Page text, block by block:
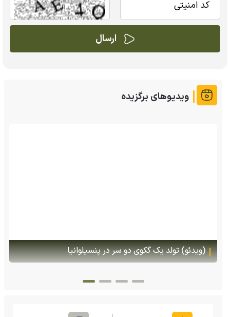
ویدیوهای برگزیده
سر در پنسیلوانیا
(ویدئو) تصاویر شگفت‌انگیز
هنگام خطر یک مایع